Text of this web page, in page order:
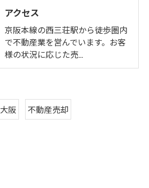
アクセス
京阪本線の西三荘駅から徒歩圏内
で不動産業を営んでいます。お客
様の状況に応じた売…
大阪 不動産売却